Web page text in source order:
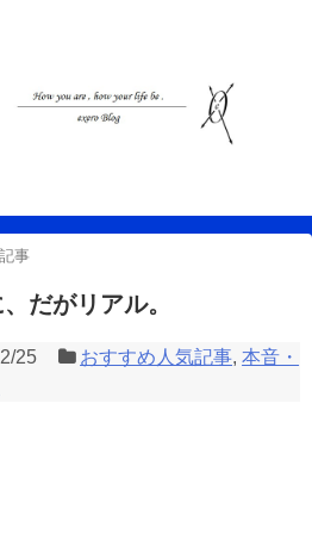
事
だがリアル。
25 おすすめ人気記事,本音・